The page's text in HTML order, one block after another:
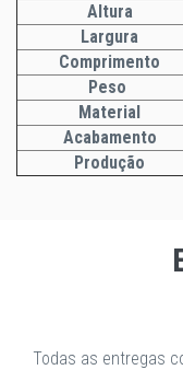
Altura
Largura
Comprimento
Peso
Material
Acabamento
Produção
Todas as entregas